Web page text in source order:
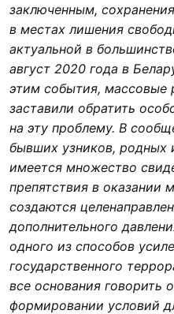
заключенным,
в местах лишения
актуальной в
август 2020 года в
этим события, массовые
заставили обратить
на эту проблему. В
бывших узников, родных
имеется множество
препятствия в
создаются
дополнительного
одного из способов
государственного
все основания говорить
формировании условий